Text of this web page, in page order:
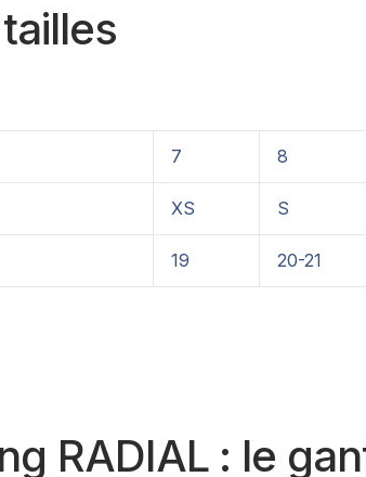
7 8
XS S
19 20-21
RADIAL : le